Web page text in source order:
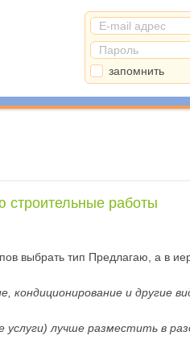
запомнить
работы
выбрать тип Предлагаю, а в
кондиционирование и другие
услуги) лучше разместить в